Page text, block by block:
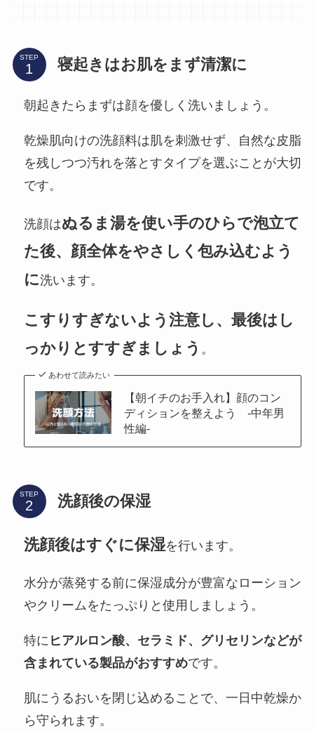
STEP 寝起きはお肌をまず清潔に
朝起きたらまずは顔を優しく洗いましょう。
乾燥肌向けの洗顔料は肌を刺激せず、自然な皮脂
を残しつつ汚れを落とすタイプを選ぶことが大切
です。
洗顔はぬるま湯を使い手のひらで泡立て
た後、顔全体をやさしく包み込むよう
に洗います。
こすりすぎないよう注意し、最後はし
っかりとすすぎましょう 。
あわせて読みたい
【朝イチのお手入れ】顔のコン
ディションを整えよう -中年男
性編-
STEP 洗顔後の保湿
洗顔後はすぐに保湿を行います。
水分が蒸発する前に保湿成分が豊富なローション
やクリームをたっぷりと使用しましょう。
特に ヒアルロン酸、セラミド、グリセリンなどが
含まれている製品がおすすめです。
肌にうるおいを閉じ込めることで、一日中乾燥か
ら守られます。